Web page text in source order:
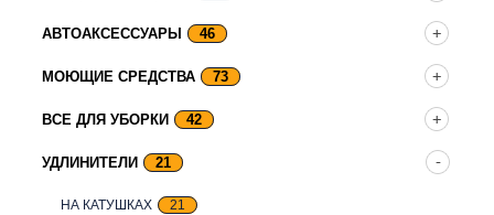
АВТОАКСЕССУАРЫ 46
МОЮЩИЕ СРЕДСТВА 73
ВСЕ ДЛЯ УБОРКИ 42
УДЛИНИТЕЛИ 21
НА КАТУШКАХ 21